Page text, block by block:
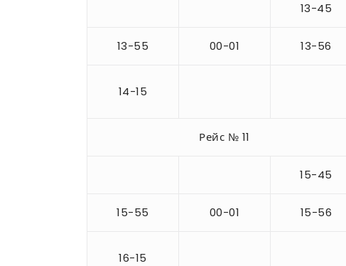
13-45
13-55 00-01 13-56
14-15
Рейс № 11
15-45
15-55 00-01 15-56
16-15